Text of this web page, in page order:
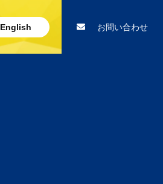
English お問い合わせ